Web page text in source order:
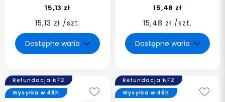
15,13 zł
15,13 zł /szt.
15,48 zł
15,48 zł /szt.
Refundacja NFZ
Wysyłka w 48h
Refundacja NFZ
Wysyłka w 48h